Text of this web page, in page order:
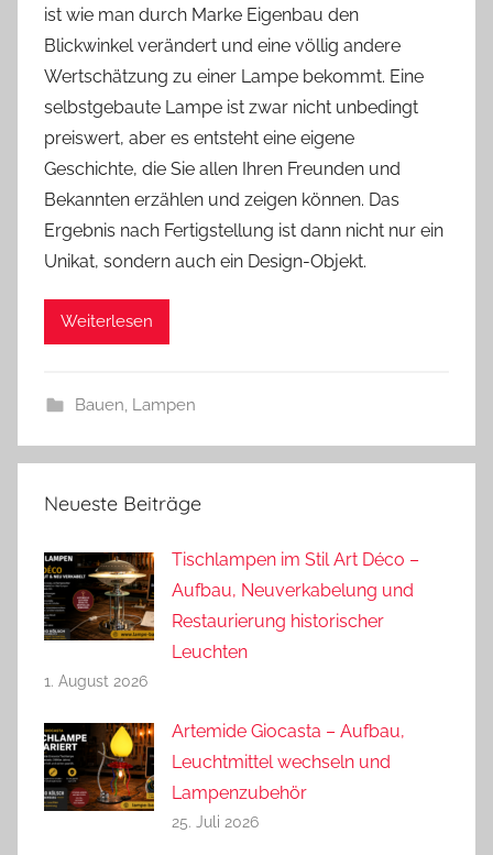
d
r
e
a
s
ist wie man durch Marke Eigenbau den
Blickwinkel verändert und eine völlig andere
Wertschätzung zu einer Lampe bekommt. Eine
selbstgebaute Lampe ist zwar nicht unbedingt
preiswert, aber es entsteht eine eigene
Geschichte, die Sie allen Ihren Freunden und
Bekannten erzählen und zeigen können. Das
Ergebnis nach Fertigstellung ist dann nicht nur ein
Unikat, sondern auch ein Design-Objekt.
Weiterlesen
Bauen, Lampen
Neueste Beiträge
Tischlampen im Stil Art Déco –
Aufbau, Neuverkabelung und
Restaurierung historischer
Leuchten
1. August 2026
Artemide Giocasta – Aufbau,
Leuchtmittel wechseln und
Lampenzubehör
25. Juli 2026